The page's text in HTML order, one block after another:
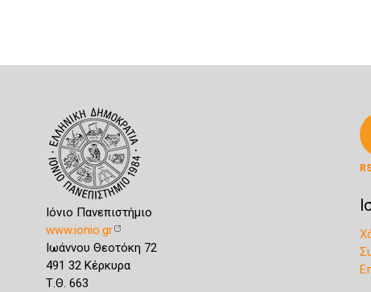
Ιόνιο Πανεπιστήμιο
www.ionio.gr
Ιωάννου Θεοτόκη 72
491 32 Κέρκυρα
Τ.Θ. 663